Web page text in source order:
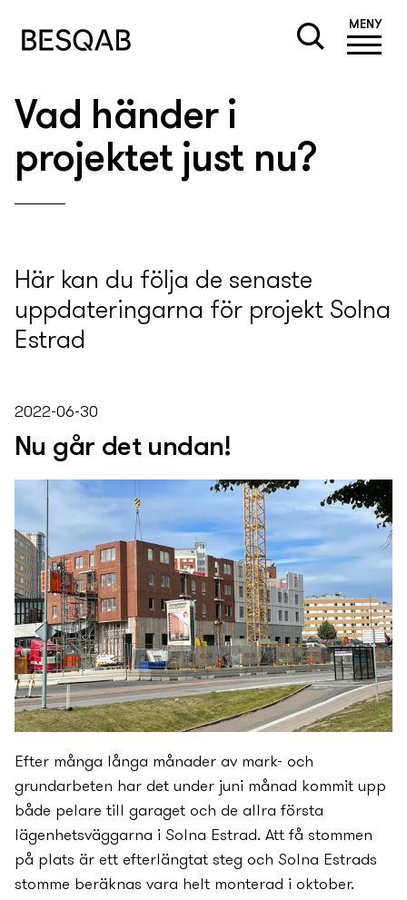
MENY
Vad händer i
projektet just nu?
Här kan du följa de senaste
uppdateringarna för projekt Solna
Estrad
2022-06-30
Nu går det undan!
Efter många långa månader av mark- och
grundarbeten har det under juni månad kommit upp
både pelare till garaget och de allra första
lägenhetsväggarna i Solna Estrad. Att få stommen
på plats är ett efterlängtat steg och Solna Estrads
stomme beräknas vara helt monterad i oktober.